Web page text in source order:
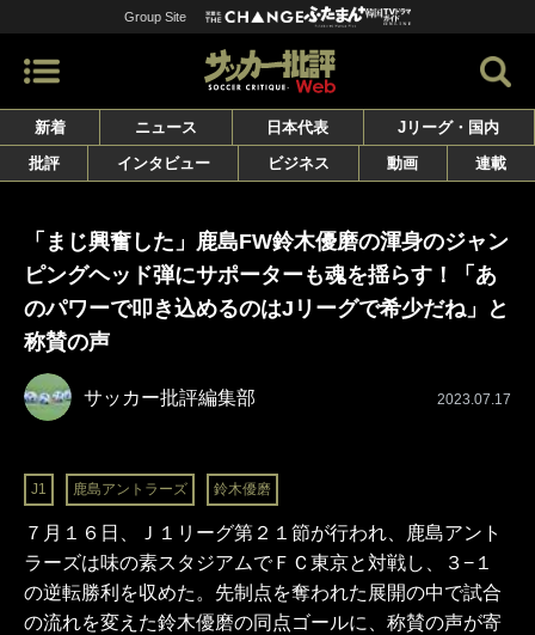
Group Site
新着 ニュース 日本代表
Jリーグ・国内
批評
インタビュー ビジネス 動画 連載
「まじ興奮した」鹿島FW鈴木優磨の渾身のジャン
ピングヘッド弾にサポーターも魂を揺らす！「あ
のパワーで叩き込めるのはJリーグで希少だね」と
称賛の声
サッカー批評編集部 2023.07.17
J1 鹿島アントラーズ 鈴木優磨
７月１６日、Ｊ１リーグ第２１節が行われ、鹿島アント
ラーズは味の素スタジアムでＦＣ東京と対戦し、３−１
の逆転勝利を収めた。先制点を奪われた展開の中で試合
の流れを変えた鈴木優磨の同点ゴールに、称賛の声が寄